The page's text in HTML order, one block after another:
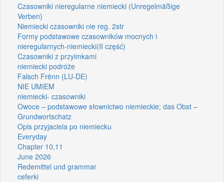
Czasowniki nieregularne niemiecki (Unregelmäßige
Verben)
Niemiecki czasowniki nie reg. 2str
Formy podstawowe czasowników mocnych i
nieregularnych-niemiecki(II część)
Czasowniki z przyimkami
niemiecki podróże
Falsch Frënn (LU-DE)
NIE UMIEM
niemiecki- czasowniki
Owoce – podstawowe słownictwo niemieckie; das Obst –
Grundwortschatz
Opis przyjaciela po niemiecku
Everyday
Chapter 10,11
June 2026
Redemittel und grammar
ceferki